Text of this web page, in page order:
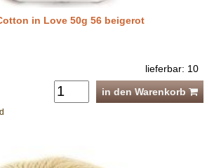
in Love 50g 56 beigerot
lieferbar: 10
in den Warenkorb